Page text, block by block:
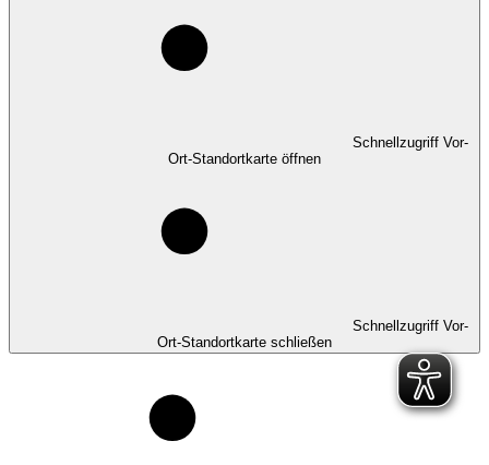
Schnellzugriff Vor-
Ort-Standortkarte öffnen
Schnellzugriff Vor-
Ort-Standortkarte schließen